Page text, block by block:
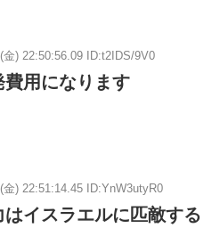
金) 22:50:56.09 ID:t2IDS/9V0
用になります
金) 22:51:14.45 ID:YnW3utyR0
イスラエルに匹敵する